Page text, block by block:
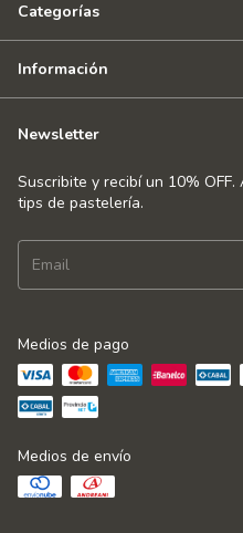
Categorías
Información
Newsletter
Suscribite y recibí un 10%
tips de pastelería.
Medios de pago
Medios de envío